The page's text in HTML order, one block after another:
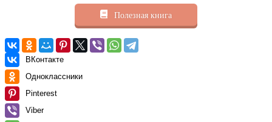
Полезная книга
ВКонтакте
Одноклассники
Pinterest
Viber